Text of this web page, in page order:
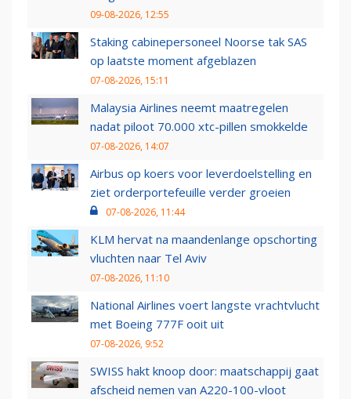
09-08-2026, 12:55
Staking cabinepersoneel Noorse tak SAS
op laatste moment afgeblazen
07-08-2026, 15:11
Malaysia Airlines neemt maatregelen
nadat piloot 70.000 xtc-pillen smokkelde
07-08-2026, 14:07
Airbus op koers voor leverdoelstelling en
ziet orderportefeuille verder groeien
07-08-2026, 11:44
KLM hervat na maandenlange opschorting
vluchten naar Tel Aviv
07-08-2026, 11:10
National Airlines voert langste vrachtvlucht
met Boeing 777F ooit uit
07-08-2026, 9:52
SWISS hakt knoop door: maatschappij gaat
afscheid nemen van A220-100-vloot